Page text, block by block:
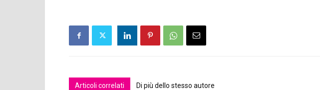
Articoli correlati Di più dello stesso autore